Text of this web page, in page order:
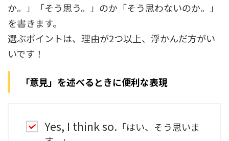
か。」「そう思う。」のか「そう思わないのか。」
を書きます。
選ぶポイントは、理由が2つ以上、浮かんだ方がい
いです！
「意見」を述べるときに便利な表現
Yes, I think so. 「はい、そう思いま